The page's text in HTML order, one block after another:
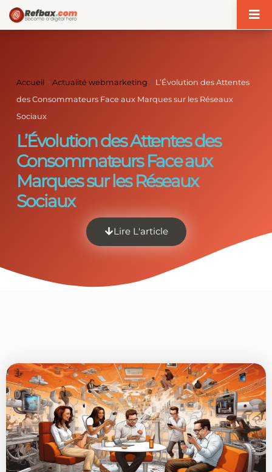
Accueil >Actualité webmarketing > L’Évolution des Attentes
des Consommateurs Face aux Marques sur les Réseaux
Sociaux
L’Évolution des Attentes des
Consommateurs Face aux
Marques sur les Réseaux
Sociaux
Lire L'article
Panneau de gestion des cookies